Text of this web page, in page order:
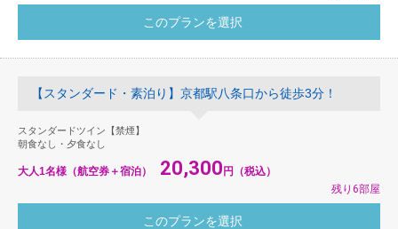
【スタンダード・素泊り】京都駅八条口から徒歩3分！
スタンダードツイン【禁煙】
朝食なし・夕食なし
大人1名様（航空券＋宿泊） 20,300 円（税込）
残り6部屋